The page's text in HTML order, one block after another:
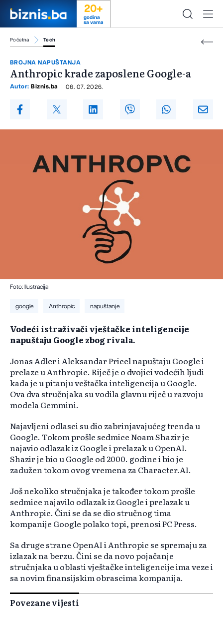
20+
godina
sa vama
Početna Tech
BROJNA NAPUŠTANJA
Anthropic krade zaposlene Google-a
Autor: Biznis.ba 06. 07. 2026.
Foto: Ilustracija
google Anthropic napuštanje
Vodeći istraživači vještačke inteligencije
napuštaju Google zbog rivala.
Jonas Adler i Aleksandar Pricel napuštaju Google i
prelaze u Anthropic. Riječ je o dvojici vodećih ljudi
kada je u pitanju veštačka inteligencija u Google.
Ova dva stručnjaka su vodila glavnu riječ u razvoju
modela Gemmini.
Najavljeni odlasci su dio zabrinjavajućeg trenda u
Google. Tokom prošle sedmice Noam Shazir je
najavio odlazak iz Google i prelazak u OpenAI.
Shazir je bio u Google od 2000. godine i bio je
zadužen tokom ovog vremena za Character.AI.
Još nekoliko stručnjaka je također tokom prošle
sedmice najavilo odlazak iz Google i prelazak u
Anthropic. Čini se da se dio stručnog tima
kompanije Google polako topi, prenosi PC Press.
Sa druge strane OpenAI i Anthropic se spremaju za
izlazak na berzu. Čini se da novo pojačanje
stručnjaka u oblasti vještačke inteligencije ima veze i
sa novim finansijskim obrascima kompanija.
Povezane vijesti